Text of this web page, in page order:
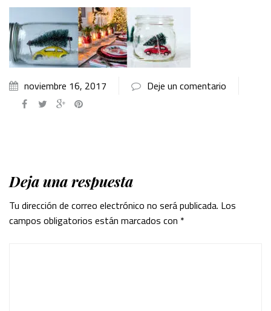
noviembre 16, 2017 Deje un comentario
Deja una respuesta
Tu dirección de correo electrónico no será publicada. Los
campos obligatorios están marcados con *